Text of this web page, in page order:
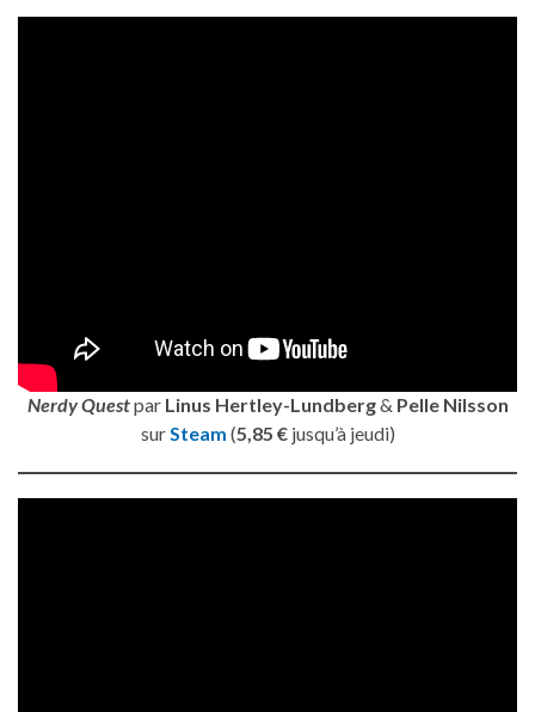
Nerdy Questpar Linus Hertley-Lundberg& Pelle Nilsson
surSteam (5,85 €jusqu’à jeudi)